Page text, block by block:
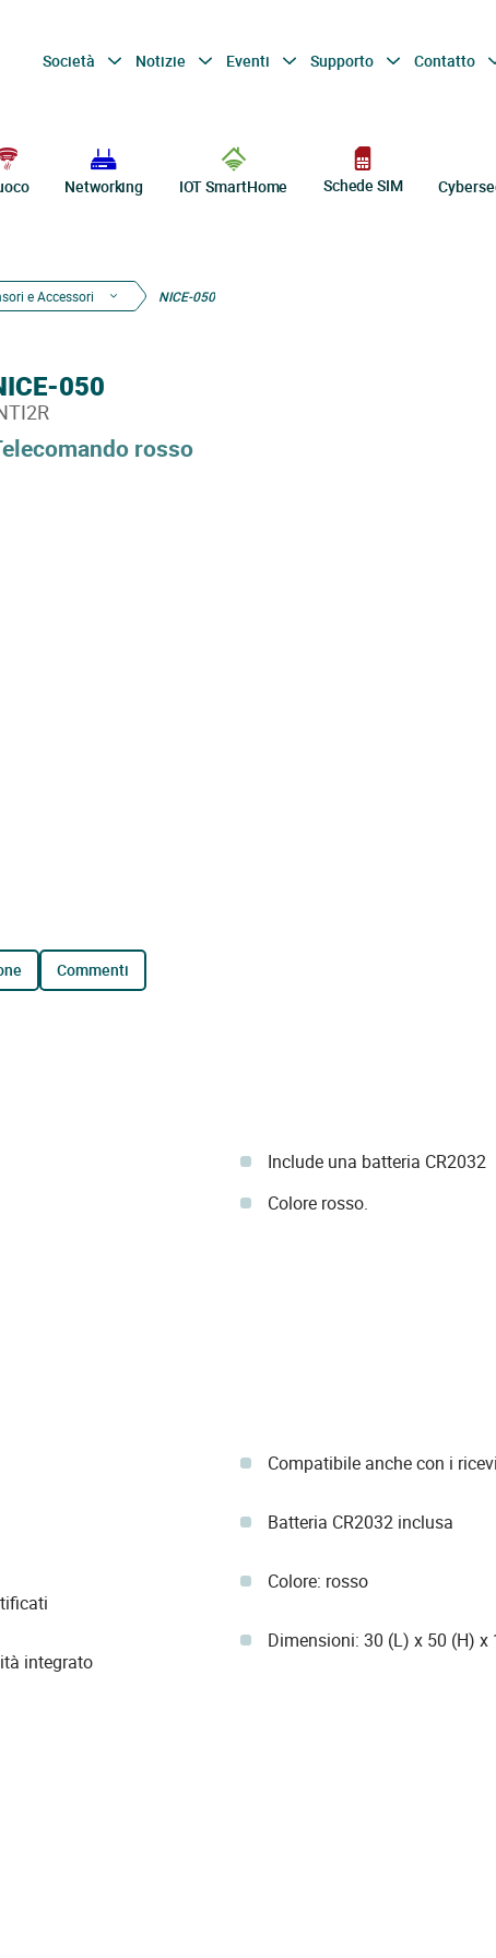
Società Notizie Eventi Supporto Contatto
Networking IOT SmartHome Schede SIM
e Accessori NICE-050
rosso
050
commenti
Include una batteria CR2032
Colore rosso.
integrato
Compatibile anche con i
Batteria CR2032 inclusa
Colore: rosso
Dimensioni: 30 (L) x 50 (H) x